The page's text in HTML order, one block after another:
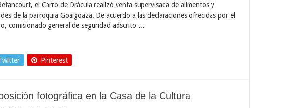
el Carro de Drácula realizó venta supervisada de alimentos y
de la parroquia Goaigoaza. De acuerdo a las declaraciones ofrecidas por el
comisionado general de seguridad adscrito …
Pinterest
fotográfica en la Casa de la Cultura